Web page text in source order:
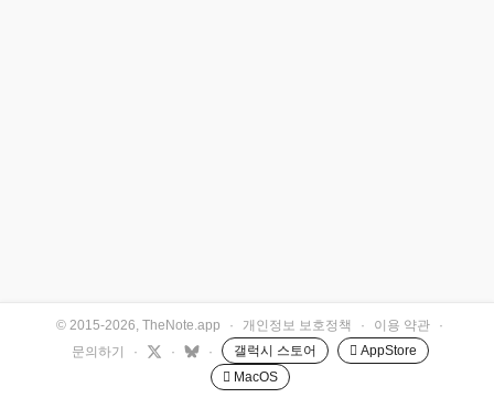
© 2015-2026, TheNote.app · 개인정보 보호정책 · 이용 약관
·
문의하기
· · · 갤럭시 스토어
 AppStore
 MacOS